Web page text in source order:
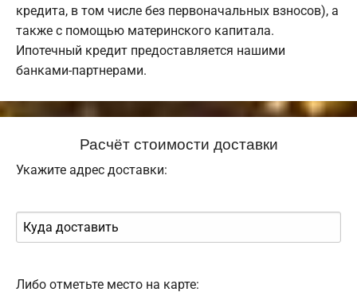
кредита, в том числе без первоначальных взносов), а
также с помощью материнского капитала.
Ипотечный кредит предоставляется нашими
банками-партнерами.
Расчёт стоимости доставки
Укажите адрес доставки:
Либо отметьте место на карте: